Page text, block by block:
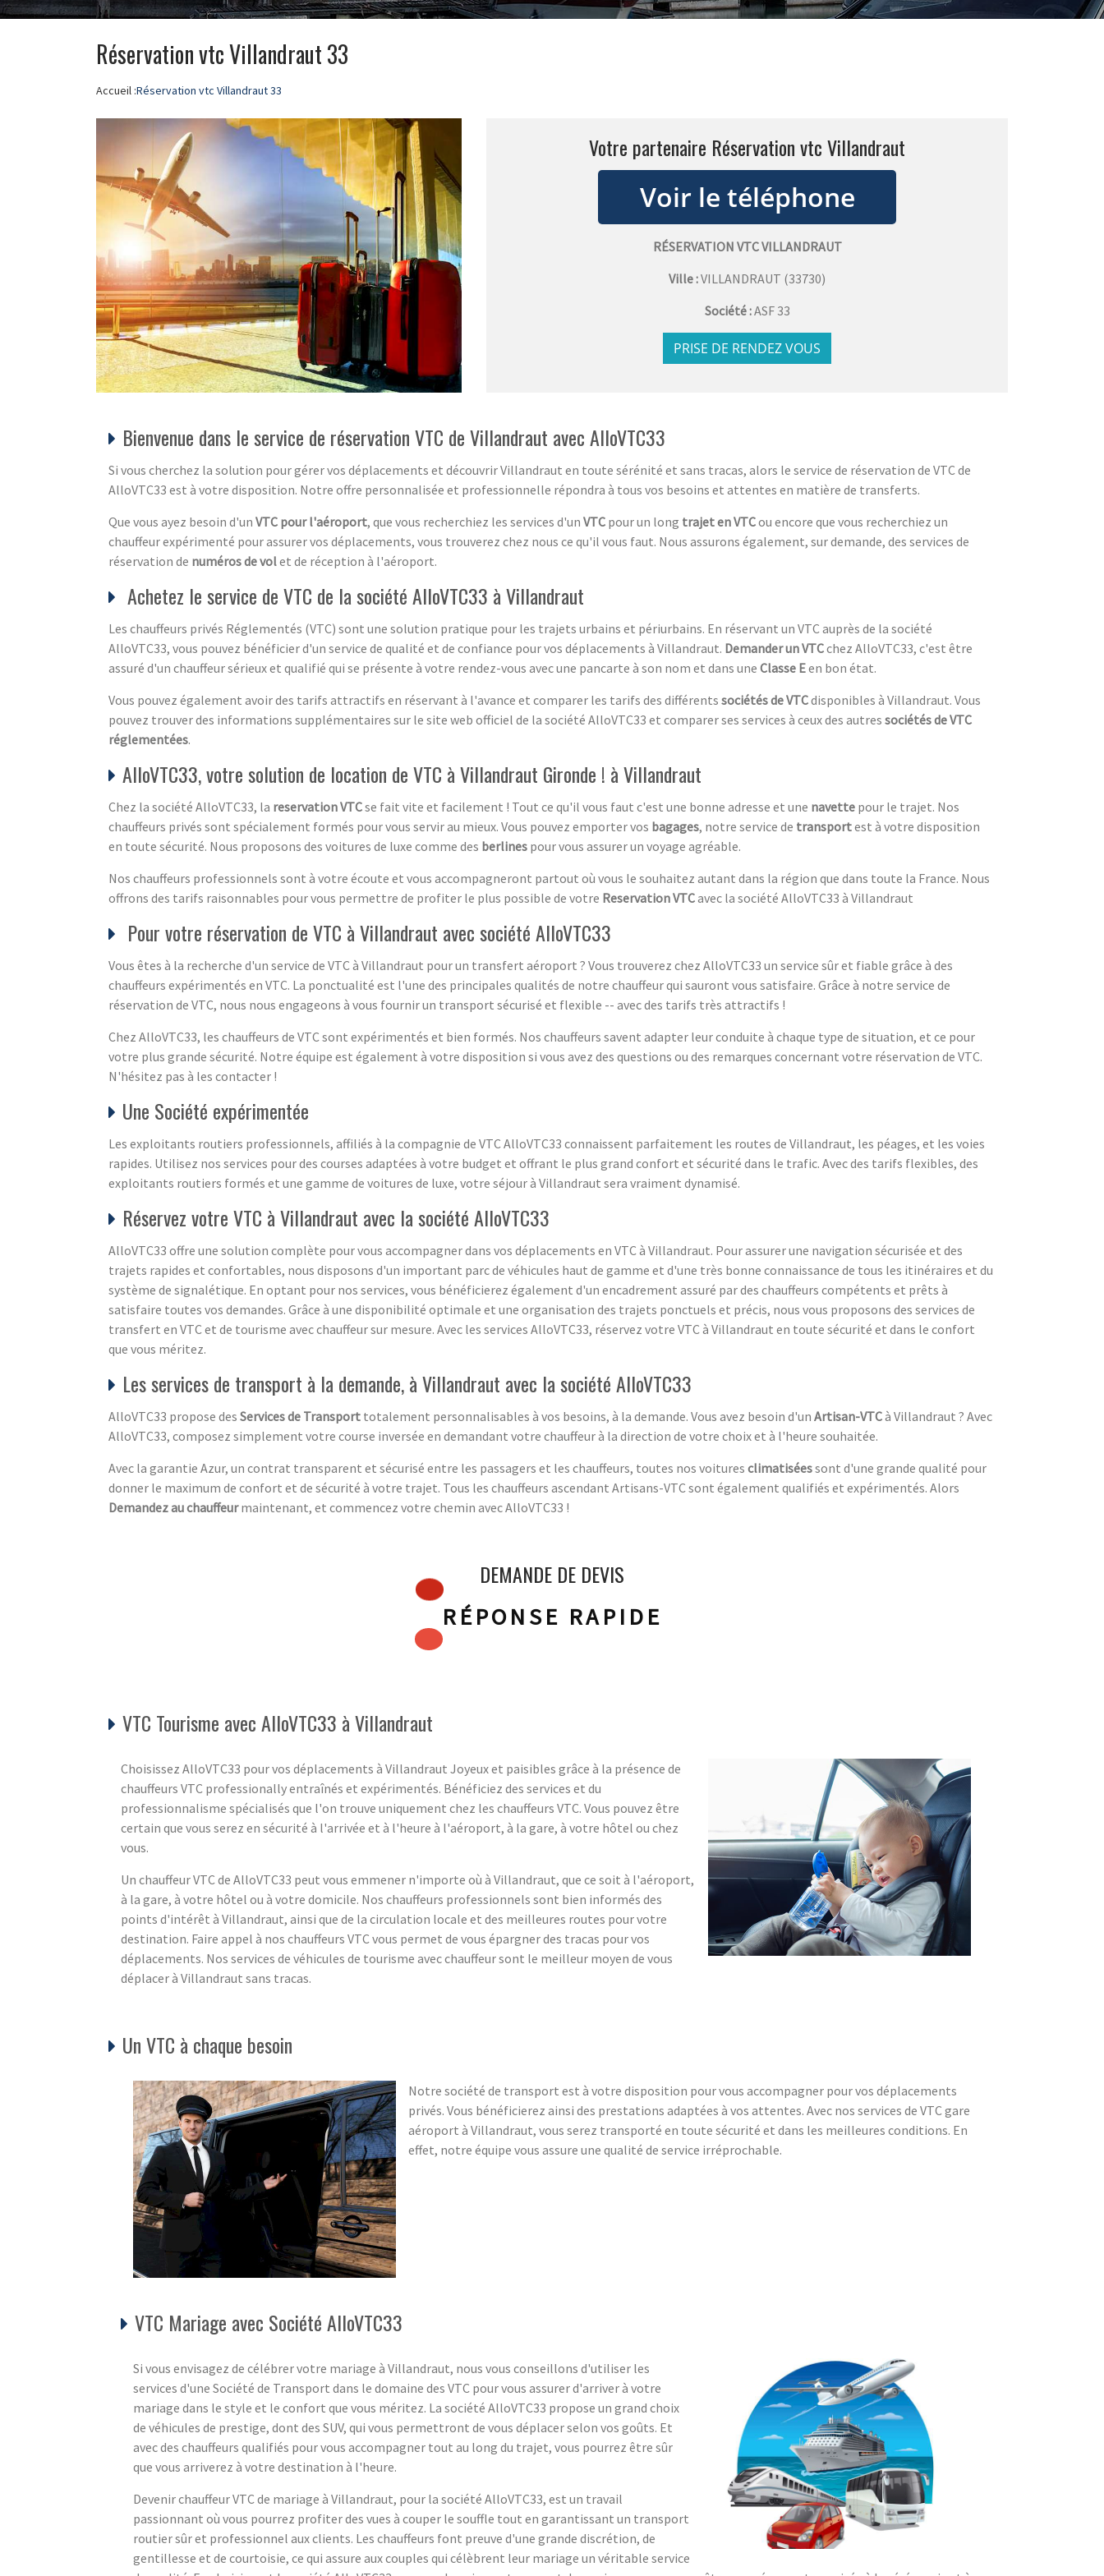
Réservation vtc Villandraut 33
Accueil :Réservation vtc Villandraut 33
Votre partenaire Réservation vtc Villandraut
RÉSERVATION VTC VILLANDRAUT
Ville :VILLANDRAUT (33730)
Société :ASF 33
PRISE DE RENDEZ VOUS
Bienvenue dans le service de réservation VTC de Villandraut avec AlloVTC33
Si vous cherchez la solution pour gérer vos déplacements et découvrir Villandraut en toute sérénité et sans tracas, alors le service de réservation de VTC de
AlloVTC33 est à votre disposition. Notre offre personnalisée et professionnelle répondra à tous vos besoins et attentes en matière de transferts.
Que vous ayez besoin d'un VTC pour l'aéroport, que vous recherchiez les services d'un VTC pour un long trajet en VTCou encore que vous recherchiez un
chauffeur expérimenté pour assurer vos déplacements, vous trouverez chez nous ce qu'il vous faut. Nous assurons également, sur demande, des services de
réservation de numéros de volet de réception à l'aéroport.
Achetez le service de VTC de la société AlloVTC33 à Villandraut
Les chauffeurs privés Réglementés (VTC) sont une solution pratique pour les trajets urbains et périurbains. En réservant un VTC auprès de la société
AlloVTC33, vous pouvez bénéficier d'un service de qualité et de confiance pour vos déplacements à Villandraut. Demander un VTCchez AlloVTC33, c'est être
assuré d'un chauffeur sérieux et qualifié qui se présente à votre rendez-vous avec une pancarte à son nom et dans une Classe Een bon état.
Vous pouvez également avoir des tarifs attractifs en réservant à l'avance et comparer les tarifs des différents sociétés de VTCdisponibles à Villandraut. Vous
pouvez trouver des informations supplémentaires sur le site web officiel de la société AlloVTC33 et comparer ses services à ceux des autres sociétés de VTC
réglementées.
AlloVTC33, votre solution de location de VTC à Villandraut Gironde ! à Villandraut
Chez la société AlloVTC33, la reservation VTCse fait vite et facilement ! Tout ce qu'il vous faut c'est une bonne adresse et une navette pour le trajet. Nos
chauffeurs privés sont spécialement formés pour vous servir au mieux. Vous pouvez emporter vos bagages, notre service de transportest à votre disposition
en toute sécurité. Nous proposons des voitures de luxe comme des berlines pour vous assurer un voyage agréable.
Nos chauffeurs professionnels sont à votre écoute et vous accompagneront partout où vous le souhaitez autant dans la région que dans toute la France. Nous
offrons des tarifs raisonnables pour vous permettre de profiter le plus possible de votre Reservation VTCavec la société AlloVTC33 à Villandraut
Pour votre réservation de VTC à Villandraut avec société AlloVTC33
Vous êtes à la recherche d'un service de VTC à Villandraut pour un transfert aéroport ? Vous trouverez chez AlloVTC33 un service sûr et fiable grâce à des
chauffeurs expérimentés en VTC. La ponctualité est l'une des principales qualités de notre chauffeur qui sauront vous satisfaire. Grâce à notre service de
réservation de VTC, nous nous engageons à vous fournir un transport sécurisé et flexible -- avec des tarifs très attractifs !
Chez AlloVTC33, les chauffeurs de VTC sont expérimentés et bien formés. Nos chauffeurs savent adapter leur conduite à chaque type de situation, et ce pour
votre plus grande sécurité. Notre équipe est également à votre disposition si vous avez des questions ou des remarques concernant votre réservation de VTC.
N'hésitez pas à les contacter !
Une Société expérimentée
Les exploitants routiers professionnels, affiliés à la compagnie de VTC AlloVTC33 connaissent parfaitement les routes de Villandraut, les péages, et les voies
rapides. Utilisez nos services pour des courses adaptées à votre budget et offrant le plus grand confort et sécurité dans le trafic. Avec des tarifs flexibles, des
exploitants routiers formés et une gamme de voitures de luxe, votre séjour à Villandraut sera vraiment dynamisé.
Réservez votre VTC à Villandraut avec la société AlloVTC33
AlloVTC33 offre une solution complète pour vous accompagner dans vos déplacements en VTC à Villandraut. Pour assurer une navigation sécurisée et des
trajets rapides et confortables, nous disposons d'un important parc de véhicules haut de gamme et d'une très bonne connaissance de tous les itinéraires et du
système de signalétique. En optant pour nos services, vous bénéficierez également d'un encadrement assuré par des chauffeurs compétents et prêts à
satisfaire toutes vos demandes. Grâce à une disponibilité optimale et une organisation des trajets ponctuels et précis, nous vous proposons des services de
transfert en VTC et de tourisme avec chauffeur sur mesure. Avec les services AlloVTC33, réservez votre VTC à Villandraut en toute sécurité et dans le confort
que vous méritez.
Les services de transport à la demande, à Villandraut avec la société AlloVTC33
AlloVTC33 propose des Services de Transport totalement personnalisables à vos besoins, à la demande. Vous avez besoin d'un Artisan-VTCà Villandraut ? Avec
AlloVTC33, composez simplement votre course inversée en demandant votre chauffeur à la direction de votre choix et à l'heure souhaitée.
Avec la garantie Azur, un contrat transparent et sécurisé entre les passagers et les chauffeurs, toutes nos voitures climatiséessont d'une grande qualité pour
donner le maximum de confort et de sécurité à votre trajet. Tous les chauffeurs ascendant Artisans-VTC sont également qualifiés et expérimentés. Alors
Demandez au chauffeurmaintenant, et commencez votre chemin avec AlloVTC33 !
DEMANDE DE DEVIS
RÉPONSE RAPIDE
VTC Tourisme avec AlloVTC33 à Villandraut
Choisissez AlloVTC33 pour vos déplacements à Villandraut Joyeux et paisibles grâce à la présence de
chauffeurs VTC professionally entraînés et expérimentés. Bénéficiez des services et du
professionnalisme spécialisés que l'on trouve uniquement chez les chauffeurs VTC. Vous pouvez être
certain que vous serez en sécurité à l'arrivée et à l'heure à l'aéroport, à la gare, à votre hôtel ou chez
vous.
Un chauffeur VTC de AlloVTC33 peut vous emmener n'importe où à Villandraut, que ce soit à l'aéroport,
à la gare, à votre hôtel ou à votre domicile. Nos chauffeurs professionnels sont bien informés des
points d'intérêt à Villandraut, ainsi que de la circulation locale et des meilleures routes pour votre
destination. Faire appel à nos chauffeurs VTC vous permet de vous épargner des tracas pour vos
déplacements. Nos services de véhicules de tourisme avec chauffeur sont le meilleur moyen de vous
déplacer à Villandraut sans tracas.
Un VTC à chaque besoin
Notre société de transport est à votre disposition pour vous accompagner pour vos déplacements
privés. Vous bénéficierez ainsi des prestations adaptées à vos attentes. Avec nos services de VTC gare
aéroport à Villandraut, vous serez transporté en toute sécurité et dans les meilleures conditions. En
effet, notre équipe vous assure une qualité de service irréprochable.
VTC Mariage avec Société AlloVTC33
Si vous envisagez de célébrer votre mariage à Villandraut, nous vous conseillons d'utiliser les
services d'une Société de Transport dans le domaine des VTC pour vous assurer d'arriver à votre
mariage dans le style et le confort que vous méritez. La société AlloVTC33 propose un grand choix
de véhicules de prestige, dont des SUV, qui vous permettront de vous déplacer selon vos goûts. Et
avec des chauffeurs qualifiés pour vous accompagner tout au long du trajet, vous pourrez être sûr
que vous arriverez à votre destination à l'heure.
Devenir chauffeur VTC de mariage à Villandraut, pour la société AlloVTC33, est un travail
passionnant où vous pourrez profiter des vues à couper le souffle tout en garantissant un transport
routier sûr et professionnel aux clients. Les chauffeurs font preuve d'une grande discrétion, de
gentillesse et de courtoisie, ce qui assure aux couples qui célèbrent leur mariage un véritable service